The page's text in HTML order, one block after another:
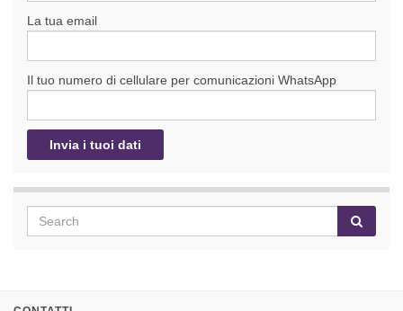
La tua email
Il tuo numero di cellulare per comunicazioni WhatsApp